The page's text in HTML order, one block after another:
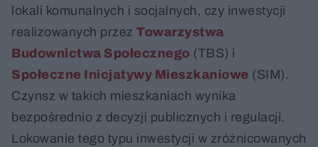
lokali komunalnych i socjalnych, czy inwestycji
realizowanych przez Towarzystwa
Budownictwa Społecznego (TBS) i
Społeczne Inicjatywy Mieszkaniowe (SIM).
Czynsz w takich mieszkaniach wynika
bezpośrednio z decyzji publicznych i regulacji.
Lokowanie tego typu inwestycji w zróżnicowanych